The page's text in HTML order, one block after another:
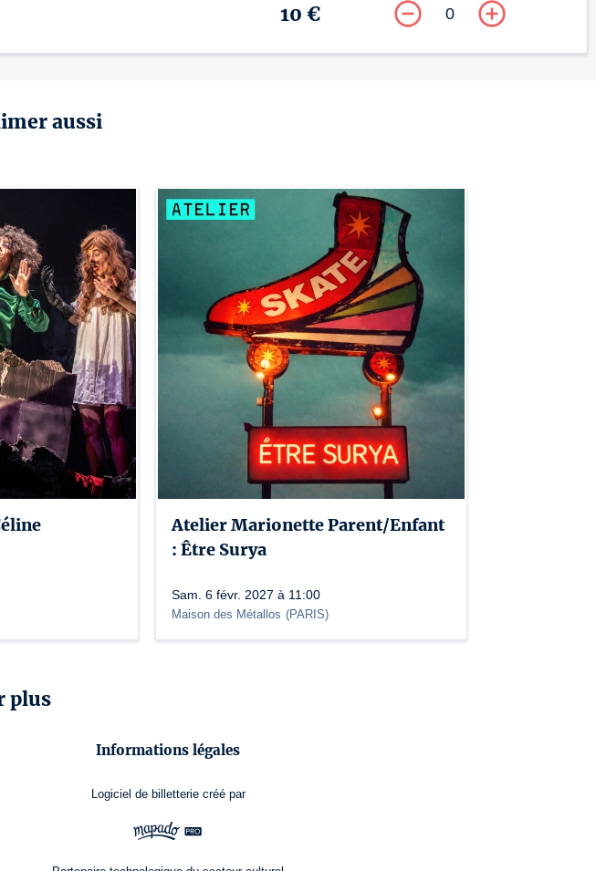
10 € 0
aussi
Atelier Marionette Parent/Enfant
: Être Surya
Sam. 6 févr. 2027 à 11:00
Maison des Métallos (PARIS)
plus
Informations légales
Logiciel de billetterie créé par